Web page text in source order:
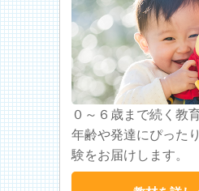
０～６歳まで続く教
年齢や発達にぴった
験をお届けします。